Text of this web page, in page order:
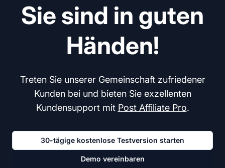
Sie sind in guten
Händen!
Treten Sie unserer Gemeinschaft zufriedener
Kunden bei und bieten Sie exzellenten
Kundensupport mit Post Affiliate Pro.
30-tägige kostenlose Testversion starten
Demo vereinbaren